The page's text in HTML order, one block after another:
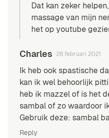
Dat kan zeker
massage van mijn
het op youtube
Charles 26 februari 2021
Ik heb ook spastische
kan ik wel behoorlijk
heb ik mazzel of is het
sambal of zo waardoor
Gebruik deze: sambal
Reply